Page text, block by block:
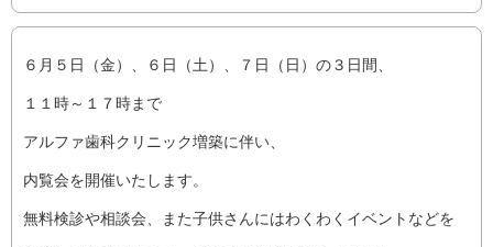
６月５日（金）、６日（土）、７日（日）の３日間、
１１時～１７時まで
アルファ歯科クリニック増築に伴い、
内覧会を開催いたします。
無料検診や相談会、また子供さんにはわくわくイベントなどを